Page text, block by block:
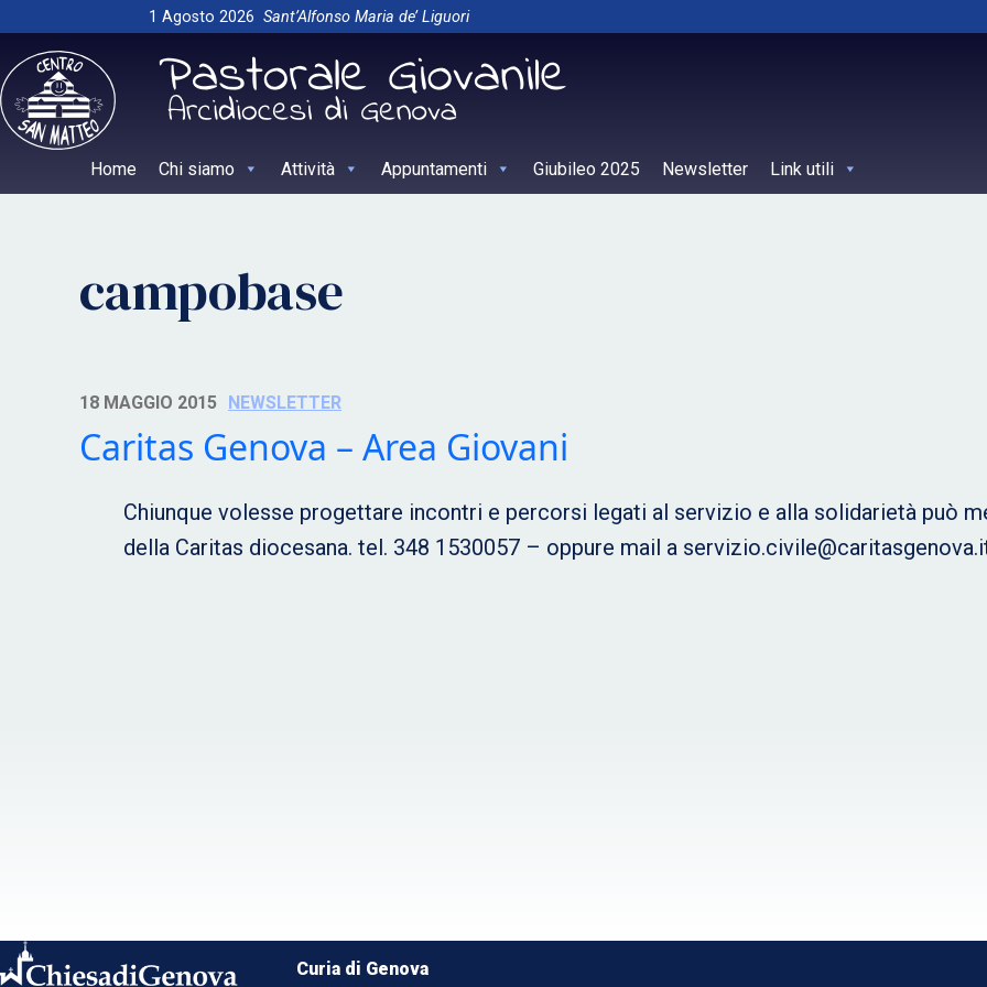
to
content
1 Agosto 2026 Sant’Alfonso Maria de’ Liguori
Home Chi siamo Attività Appuntamenti Giubileo 2025 Newsletter Link utili
campobase
18 MAGGIO 2015 NEWSLETTER
Caritas Genova – Area Giovani
Chiunque volesse progettare incontri e percorsi legati al servizio e alla solidarietà può
della Caritas diocesana. tel. 348 1530057 – oppure mail a
Curia di Genova